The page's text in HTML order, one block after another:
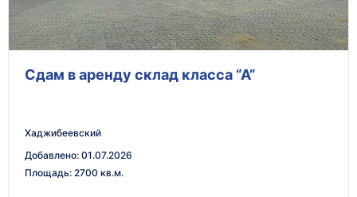
Сдам в аренду склад класса “А”
Хаджибеевский
Добавлено: 01.07.2026
Площадь: 2700 кв.м.